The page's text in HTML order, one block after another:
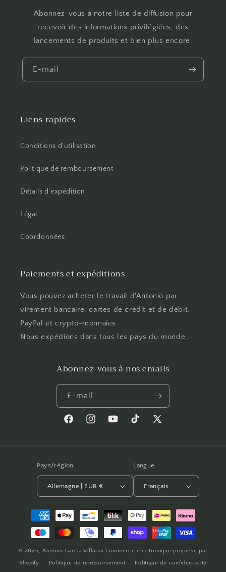
Abonnez-vous à notre liste de diffusion pour
recevoir des informations privilégiées, des
lancements de produits et bien plus encore.
E-mail
Liens rapides
Conditions d'utilisation
Politique de remboursement
Détails d'expédition
Légal
Coordonnées
Paiements et expéditions
Vous pouvez acheter le travail d'Antonio par
virement bancaire, cartes de crédit et de débit,
PayPal et crypto-monnaies.
Nous expédions dans tous les pays du monde
Abonnez-vous à nos emails
E-mail
FacebookInstagramYouTubeTikTok
X
Pays/région
Allemagne | EUR €
Langue
Français
Moyens
paiement
© 2026, Antonio García Villarán Commerce électronique propulsé par
Shopify
Politique de remboursement Politique de confidentialité